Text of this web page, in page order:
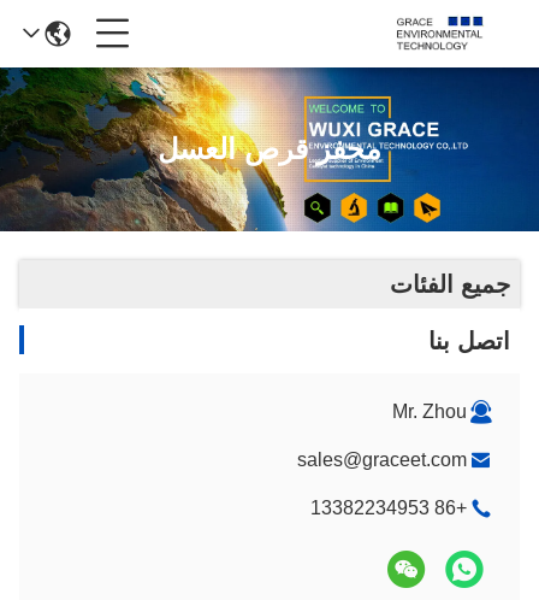
محفز قرص العسل
جميع الفئات
اتصل بنا
Mr. Zhou
sales@graceet.com
+86 13382234953